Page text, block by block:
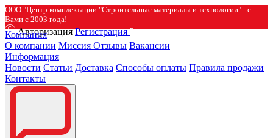
ООО "Центр комплектации "Строительные материалы и технологии" - с
Вами с 2003 года!
Авторизация Регистрация
Компания
О компании Миссия Отзывы Вакансии
Информация
Новости Статьи Доставка Способы оплаты Правила продажи
Контакты